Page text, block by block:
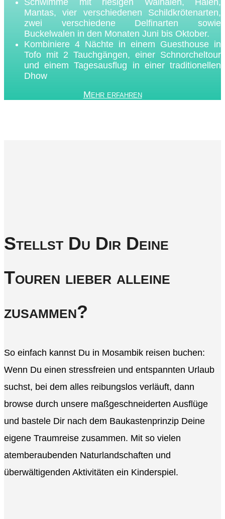
Schwimme mit riesigen Walhaien, Haien,
Mantas, vier verschiedenen Schildkrötenarten,
zwei verschiedene Delfinarten sowie
Buckelwalen in den Monaten Juni bis Oktober.
Kombiniere 4 Nächte in einem Guesthouse in
Tofo mit 2 Tauchgängen, einer Schnorcheltour
und einem Tagesausflug in einer traditionellen
Dhow
Mehr erfahren
Stellst Du Dir Deine
Touren lieber alleine
zusammen?
So einfach kannst Du in Mosambik reisen buchen:
Wenn Du einen stressfreien und entspannten Urlaub
suchst, bei dem alles reibungslos verläuft, dann
browse durch unsere maßgeschneiderten Ausflüge
und bastele Dir nach dem Baukastenprinzip Deine
eigene Traumreise zusammen. Mit so vielen
atemberaubenden Naturlandschaften und
überwältigenden Aktivitäten ein Kinderspiel.